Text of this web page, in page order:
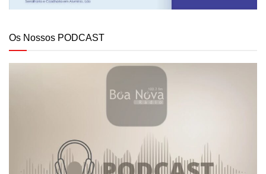
Os Nossos PODCAST